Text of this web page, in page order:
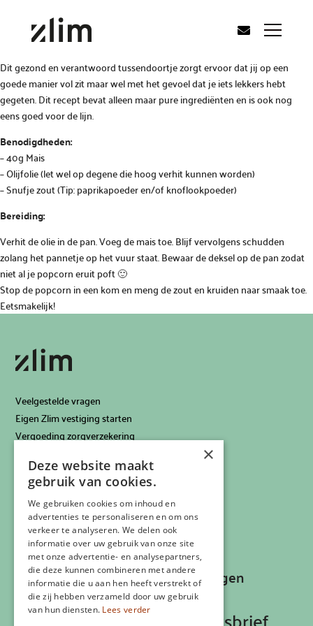
Dit gezond en verantwoord tussendoortje zorgt ervoor dat jij op een
goede manier vol zit maar wel met het gevoel dat je iets lekkers hebt
gegeten. Dit recept bevat alleen maar pure ingrediënten en is ook nog
eens goed voor de lijn.
Benodigdheden:
– 40g Mais
– Olijfolie (let wel op degene die hoog verhit kunnen worden)
– Snufje zout (Tip: paprikapoeder en/of knoflookpoeder)
Bereiding:
Verhit de olie in de pan. Voeg de mais toe. Blijf vervolgens schudden
zolang het pannetje op het vuur staat. Bewaar de deksel op de pan zodat
niet al je popcorn eruit poft 🙂
Stop de popcorn in een kom en meng de zout en kruiden naar smaak toe.
Eetsmakelijk!
Veelgestelde vragen
Eigen Zlim vestiging starten
Vergoeding zorgverzekering
Privacyverklaring
Cookiebeleid
Klachtenregeling
Algemene voorwaarden
Contactgegevens
Recepten, inspiratie en aanbiedingen
ontvangen?
×
Deze website maakt
gebruik van cookies.
We gebruiken cookies om inhoud en
advertenties te personaliseren en om ons
verkeer te analyseren. We delen ook
informatie over uw gebruik van onze site
met onze advertentie- en analysepartners,
die deze kunnen combineren met andere
informatie die u aan hen heeft verstrekt of
die zij hebben verzameld door uw gebruik
van hun diensten. Lees verder